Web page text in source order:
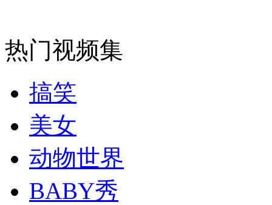
纽约上演“枕头大战”
司机酒驾遇交警 急速倒车逃窜
热门视频集
搞笑
美女
动物世界
BABY秀